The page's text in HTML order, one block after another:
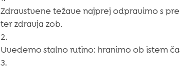
Zdravstvene težave najprej odpravimo s
ter zdravja zob.
Uvedemo stalno rutino: hranimo ob istem